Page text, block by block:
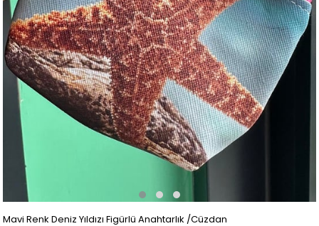
Mavi Renk Deniz Yıldızı Figürlü Anahtarlık /Cüzdan